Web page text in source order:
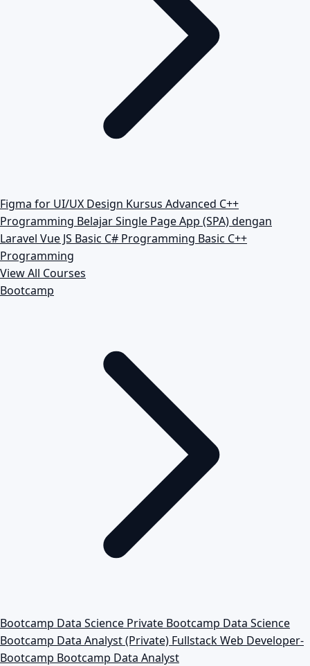
Figma for UI/UX Design Kursus Advanced C++
Programming Belajar Single Page App (SPA) dengan
Laravel Vue JS Basic C# Programming Basic C++
Programming
View All Courses
Bootcamp
Bootcamp Data Science Private Bootcamp Data Science
Bootcamp Data Analyst (Private) Fullstack Web Developer-
Bootcamp Bootcamp Data Analyst